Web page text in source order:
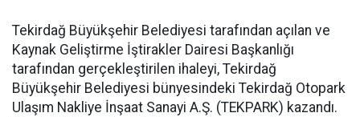
Tekirdağ Büyükşehir Belediyesi tarafından açılan ve
Kaynak Geliştirme İştirakler Dairesi Başkanlığı
tarafından gerçekleştirilen ihaleyi, Tekirdağ
Büyükşehir Belediyesi bünyesindeki Tekirdağ Otopark
Ulaşım Nakliye İnşaat Sanayi A.Ş. (TEKPARK) kazandı.